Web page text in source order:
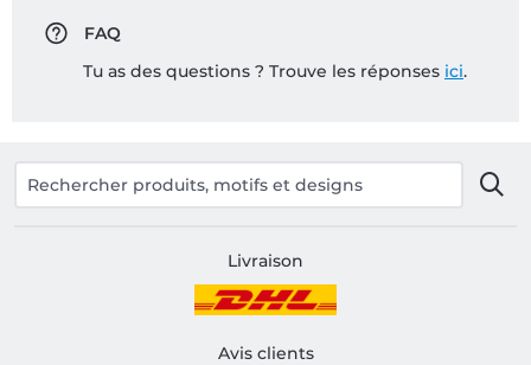
FAQ
Tu as des questions ? Trouve les réponses ici.
Livraison
Avis clients